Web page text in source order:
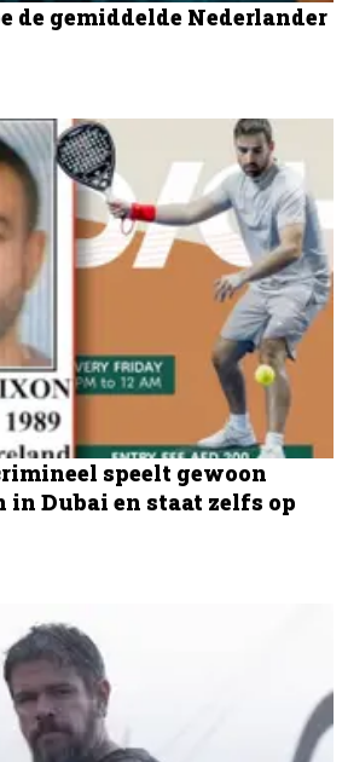
de gemiddelde Nederlander
speelt gewoon
in Dubai en staat zelfs op